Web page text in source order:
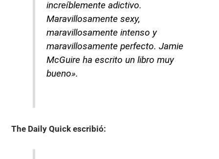
increíblemente adictivo.
Maravillosamente sexy,
maravillosamente intenso y
maravillosamente perfecto. Jamie
McGuire ha escrito un libro muy
bueno».
The Daily Quickescribió: